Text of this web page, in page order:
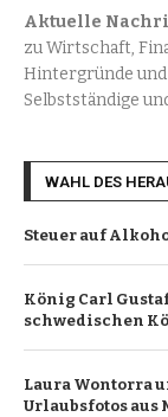
Aktuelle
zu Wirtschaft,
Hintergründe
Selbstständige
WAHL DES
Steuer auf
König Carl
schwedischen
Laura Wontorra
Urlaubsfotos aus